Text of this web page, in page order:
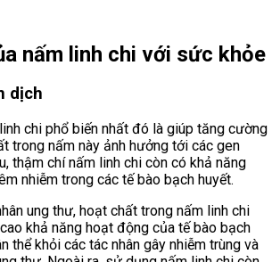
nấm linh chi với sức khỏe
dịch
chi phổ biến nhất đó là giúp tăng cường
trong nấm này ảnh hưởng tới các gen
thậm chí nấm linh chi còn có khả năng
nhiễm trong các tế bào bạch huyết.
ung thư, hoạt chất trong nấm linh chi
khả năng hoạt động của tế bào bạch
thể khỏi các tác nhân gây nhiễm trùng và